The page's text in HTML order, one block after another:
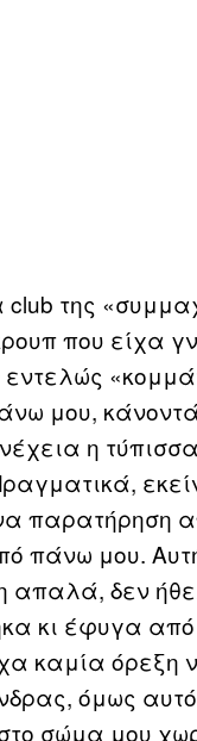
της
που είχα
μου,
η
παρατήρηση
πάνω μου.
απαλά, δεν
κι έφυγα
καμία
όμως
σώμα μου